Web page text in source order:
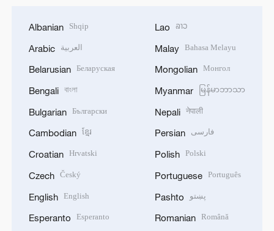
Albanian Shqip
Arabic العربية
Belarusian Беларуская
Bengali বাংলা
Bulgarian Български
Cambodian ខ្មែរ
Croatian Hrvatski
Czech Český
English English
Esperanto Esperanto
Lao ລາວ
Malay Bahasa Melayu
Mongolian Монгол
Myanmar မြန်မာဘာသာ
Nepali नेपाली
Persian فارسی
Polish Polski
Portuguese Português
Pashto پښتو
Romanian Română